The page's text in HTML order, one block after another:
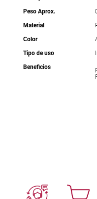
Peso Aprox.
Material
Color
Tipo de uso
Beneficios